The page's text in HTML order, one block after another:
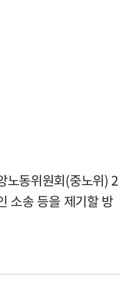
노동위원회(중노위) 2
소송 등을 제기할 방